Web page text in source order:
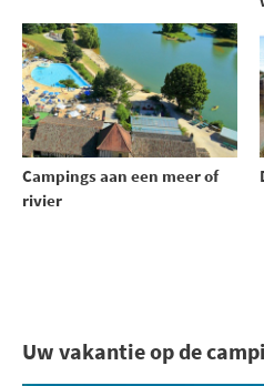
Campings aan een meer of
rivier
Uw vakantie op de